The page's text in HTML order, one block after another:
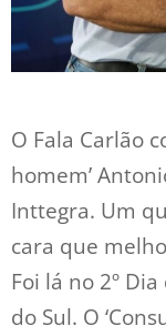
O Fala Carlão
homem’
Inttegra. Um
cara que
Foi lá no 2º
do Sul. O